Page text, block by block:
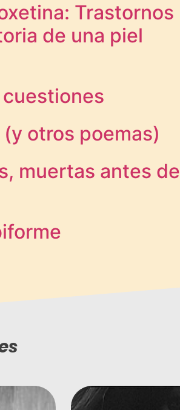
Trastornos
de una piel
otros poemas)
muertas antes de